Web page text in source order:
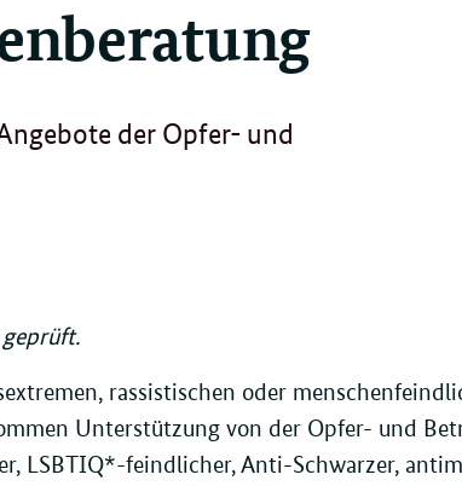
der Opfer- und
rassistischen oder
Unterstützung von der Opfer- und
LSBTIQ*-feindlicher, Anti-Schwarzer,